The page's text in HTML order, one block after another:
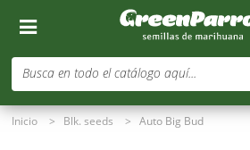
Busca en todo el catálogo aquí...
Inicio > Blk. seeds > Auto Big Bud